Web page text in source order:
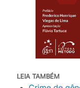
LEIA TAMBÉM